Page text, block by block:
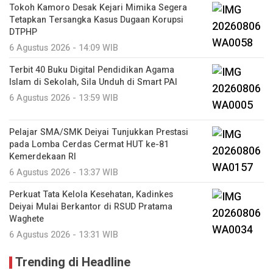
Tokoh Kamoro Desak Kejari Mimika Segera
Tetapkan Tersangka Kasus Dugaan Korupsi
DTPHP
6 Agustus 2026 - 14:09 WIB
Terbit 40 Buku Digital Pendidikan Agama
Islam di Sekolah, Sila Unduh di Smart PAI
6 Agustus 2026 - 13:59 WIB
Pelajar SMA/SMK Deiyai Tunjukkan Prestasi
pada Lomba Cerdas Cermat HUT ke-81
Kemerdekaan RI
6 Agustus 2026 - 13:37 WIB
Perkuat Tata Kelola Kesehatan, Kadinkes
Deiyai Mulai Berkantor di RSUD Pratama
Waghete
6 Agustus 2026 - 13:31 WIB
Trending di Headline